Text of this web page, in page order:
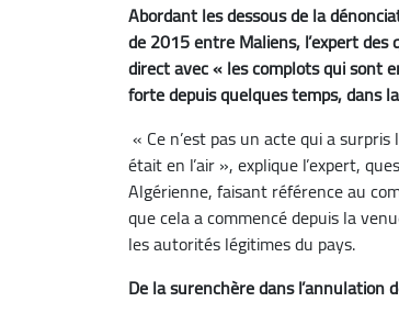
Abordant les dessous de la
de 2015 entre Maliens, l’expert
direct avec « les complots qui sont
forte depuis quelques temps, dans
« Ce n’est pas un acte qui a
était en l’air », explique l’expert,
Algérienne, faisant référence au
que cela a commencé depuis la
les autorités légitimes du pays.
De la surenchère dans l’annulation